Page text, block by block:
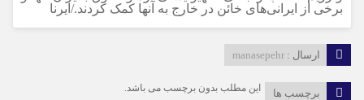
برخی از ایرانی‌های خائن در خارج به آنها کمک کردند./ایرنا
ارسال : manasepehr
برچسب ها این مطلب بدون برچسب می باشد.